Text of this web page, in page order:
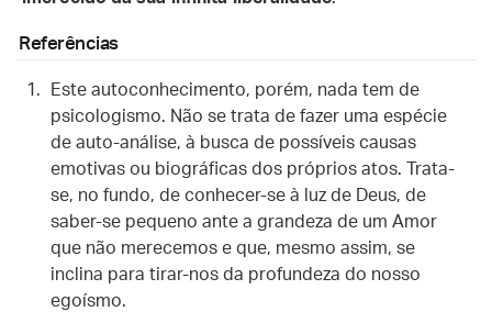
Referências
Este autoconhecimento, porém, nada tem de
psicologismo. Não se trata de fazer uma espécie
de auto-análise, à busca de possíveis causas
emotivas ou biográficas dos próprios atos. Trata-
se, no fundo, de conhecer-se à luz de Deus, de
saber-se pequeno ante a grandeza de um Amor
que não merecemos e que, mesmo assim, se
inclina para tirar-nos da profundeza do nosso
egoísmo.